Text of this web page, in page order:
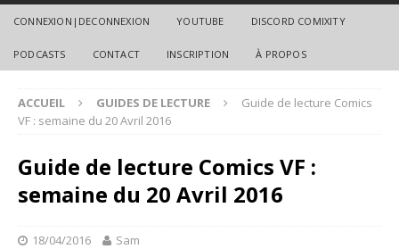
CONNEXION|DECONNEXION YOUTUBE DISCORD COMIXITY
PODCASTS CONTACT INSCRIPTION À PROPOS
ACCUEIL GUIDES DE LECTURE
Guide de lecture Comics
VF : semaine du 20 Avril 2016
Guide de lecture Comics VF :
semaine du 20 Avril 2016
18/04/2016 Sam